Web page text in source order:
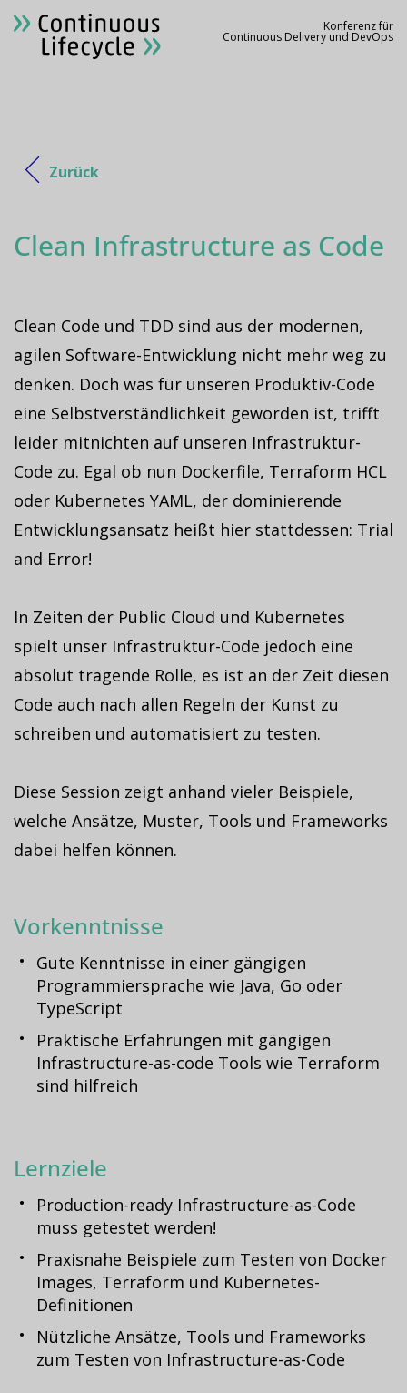
Konferenz für
Continuous Delivery und DevOps
Zurück
Clean Infrastructure as Code
Clean Code und TDD sind aus der modernen,
agilen Software-Entwicklung nicht mehr weg zu
denken. Doch was für unseren Produktiv-Code
eine Selbstverständlichkeit geworden ist, trifft
leider mitnichten auf unseren Infrastruktur-
Code zu. Egal ob nun Dockerfile, Terraform HCL
oder Kubernetes YAML, der dominierende
Entwicklungsansatz heißt hier stattdessen: Trial
and Error!
In Zeiten der Public Cloud und Kubernetes
spielt unser Infrastruktur-Code jedoch eine
absolut tragende Rolle, es ist an der Zeit diesen
Code auch nach allen Regeln der Kunst zu
schreiben und automatisiert zu testen.
Diese Session zeigt anhand vieler Beispiele,
welche Ansätze, Muster, Tools und Frameworks
dabei helfen können.
Vorkenntnisse
Gute Kenntnisse in einer gängigen
Programmiersprache wie Java, Go oder
TypeScript
Praktische Erfahrungen mit gängigen
Infrastructure-as-code Tools wie Terraform
sind hilfreich
Lernziele
Production-ready Infrastructure-as-Code
muss getestet werden!
Praxisnahe Beispiele zum Testen von Docker
Images, Terraform und Kubernetes-
Definitionen
Nützliche Ansätze, Tools und Frameworks
zum Testen von Infrastructure-as-Code